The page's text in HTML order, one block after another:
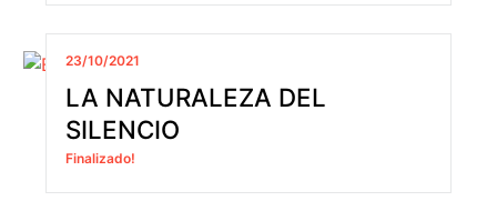
23/10/2021
LA NATURALEZA DEL
SILENCIO
Finalizado!